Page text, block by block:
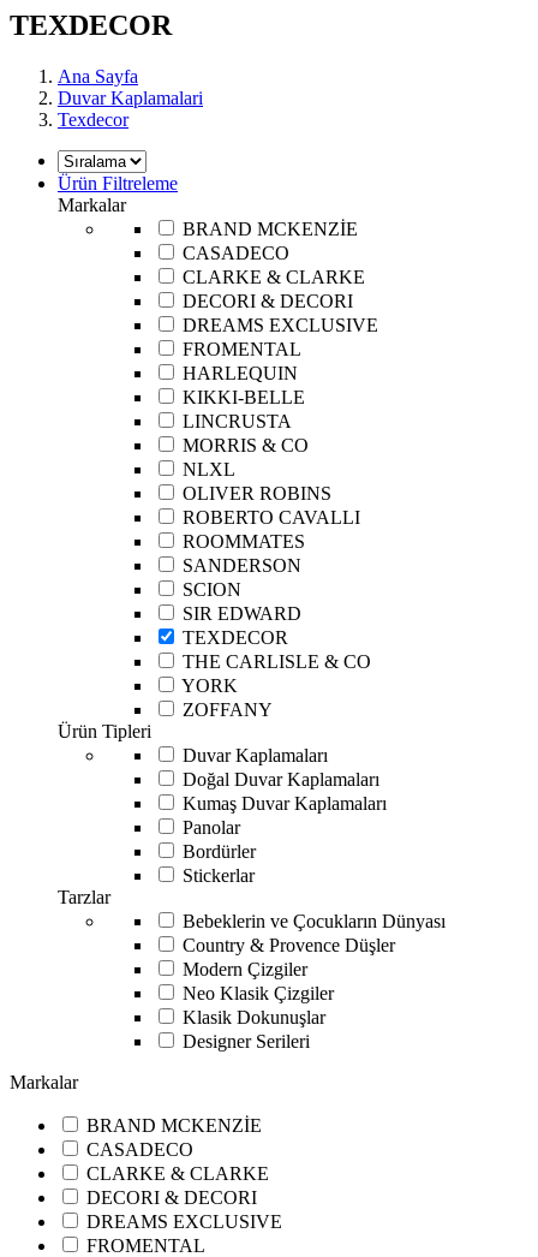
TEXDECOR
Ana Sayfa
Duvar Kaplamalari
Texdecor
Ürün Filtreleme
Markalar
BRAND MCKENZİE
CASADECO
CLARKE & CLARKE
DECORI & DECORI
DREAMS EXCLUSIVE
FROMENTAL
HARLEQUIN
KIKKI-BELLE
LINCRUSTA
MORRIS & CO
NLXL
OLIVER ROBINS
ROBERTO CAVALLI
ROOMMATES
SANDERSON
SCION
SIR EDWARD
TEXDECOR
THE CARLISLE & CO
YORK
ZOFFANY
Ürün Tipleri
Duvar Kaplamaları
Doğal Duvar Kaplamaları
Kumaş Duvar Kaplamaları
Panolar
Bordürler
Stickerlar
Tarzlar
Bebeklerin ve Çocukların Dünyası
Country & Provence Düşler
Modern Çizgiler
Neo Klasik Çizgiler
Klasik Dokunuşlar
Designer Serileri
Markalar
BRAND MCKENZİE
CASADECO
CLARKE & CLARKE
DECORI & DECORI
DREAMS EXCLUSIVE
FROMENTAL